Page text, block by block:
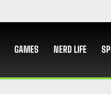
GAMES NERD LIFE